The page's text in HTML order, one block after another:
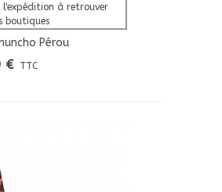
l'expédition à retrouver
boutiques
Pérou
€ TTC